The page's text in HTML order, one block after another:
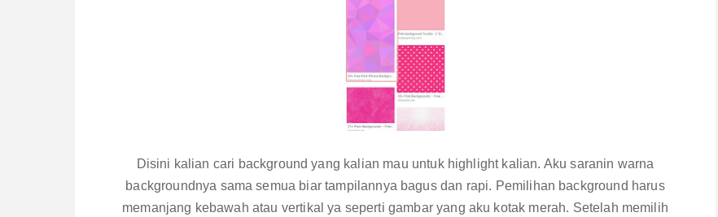
Disini kalian cari background yang kalian mau untuk highlight kalian. Aku saranin warna
backgroundnya sama semua biar tampilannya bagus dan rapi. Pemilihan background harus
memanjang kebawah atau vertikal ya seperti gambar yang aku kotak merah. Setelah memilih